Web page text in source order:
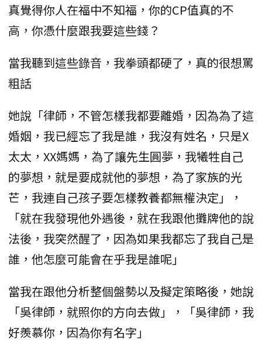
真覺得你人在福中不知福，你的CP值真的不
高，你憑什麼跟我要這些錢？
當我聽到這些錄音，我拳頭都硬了，真的很想罵
粗話
她說「律師，不管怎樣我都要離婚，因為為了這
婚姻，我已經忘了我是誰，我沒有姓名，只是X
太太，XX媽媽，為了讓先生圓夢，我犧牲自己
的夢想，就是要成就他的夢想，為了家族的光
芒，我連自己孩子要怎樣教養都無權決定」，
「就在我發現他外遇後，就在我跟他攤牌他的說
法後，我突然醒了，因為如果我都忘了我自己是
誰，他怎麼可能會在乎我是誰呢」
當我在跟他分析整個盤勢以及擬定策略後，她說
「吳律師，就照你的方向去做」，「吳律師，我
好羨慕你，因為你有名字」